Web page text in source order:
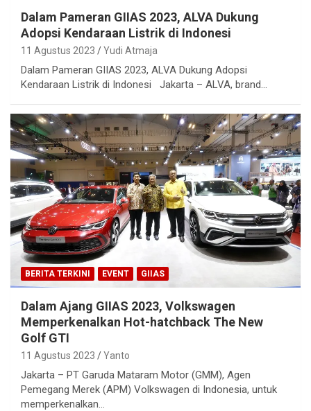
Dalam Pameran GIIAS 2023, ALVA Dukung
Adopsi Kendaraan Listrik di Indonesi
11 Agustus 2023 Yudi Atmaja
Dalam Pameran GIIAS 2023, ALVA Dukung Adopsi
Kendaraan Listrik di Indonesi Jakarta – ALVA, brand…
BERITA TERKINI EVENT GIIAS
Dalam Ajang GIIAS 2023, Volkswagen
Memperkenalkan Hot-hatchback The New
Golf GTI
11 Agustus 2023 Yanto
Jakarta – PT Garuda Mataram Motor (GMM), Agen
Pemegang Merek (APM) Volkswagen di Indonesia, untuk
memperkenalkan…